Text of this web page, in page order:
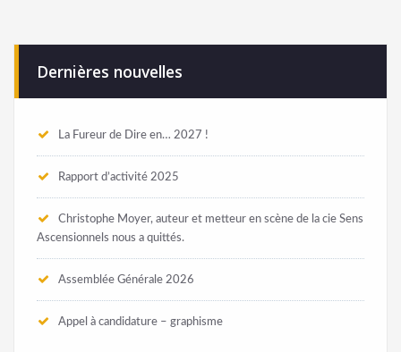
Dernières nouvelles
La Fureur de Dire en… 2027 !
Rapport d’activité 2025
Christophe Moyer, auteur et metteur en scène de la cie Sens
Ascensionnels nous a quittés.
Assemblée Générale 2026
Appel à candidature – graphisme